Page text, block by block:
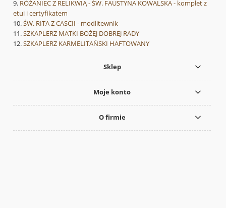
RÓŻANIEC Z RELIKWIĄ - ŚW. FAUSTYNA KOWALSKA - komplet z
etui i certyfikatem
ŚW. RITA Z CASCII - modlitewnik
SZKAPLERZ MATKI BOŻEJ DOBREJ RADY
SZKAPLERZ KARMELITAŃSKI HAFTOWANY
Sklep
Moje konto
O firmie